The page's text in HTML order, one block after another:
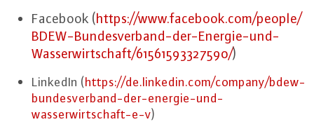
Facebook (https://​www.​facebook.​com/​people/​
BDEW-​Bundesverband-​der-​Energie-​und-​
Wasserwirtschaft/​61561593327590/)
LinkedIn (https://​de.​linkedin.​com/​company/​bdew-​
bundesverband-​der-​energie-​und-​
wasserwirtschaft-​e-​v)